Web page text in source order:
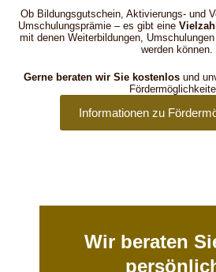
Ob Bildungsgutschein, Aktivierungs- und
Umschulungsprämie – es gibt eine
mit denen Weiterbildungen,
werden können.
Gerne beraten wir Sie kostenlos und
Informationen zu
Wir beraten